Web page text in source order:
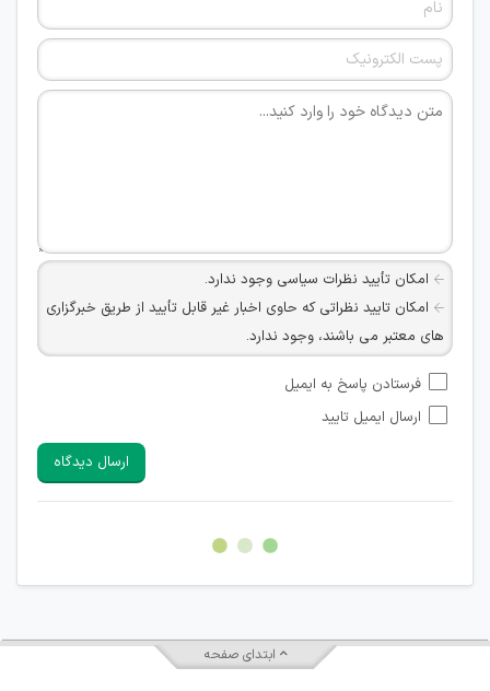
امکان تأیید نظرات سیاسی وجود ندارد.
امکان تایید نظراتی که حاوی اخبار غیر قابل تأیید از طریق خبرگزاری
های معتبر می باشند، وجود ندارد.
شبکه های مجازی ارتباطی می باشند وجود ندارد.
امکان تأیید نظرات کاربرانی که به هر طریقی قصد مأیوس کردن
هرگونه تحریک، تحقیر و کنایه به سایر افراد (مسئول و غیر مسئول)
غیر مجاز می باشد.
امکان هماهنگی برای هرگونه ملاقات حضوری چه به صورت دسته
فرستادن پاسخ به ایمیل
ارسال ایمیل تایید
ارسال دیدگاه
ابتدای صفحه